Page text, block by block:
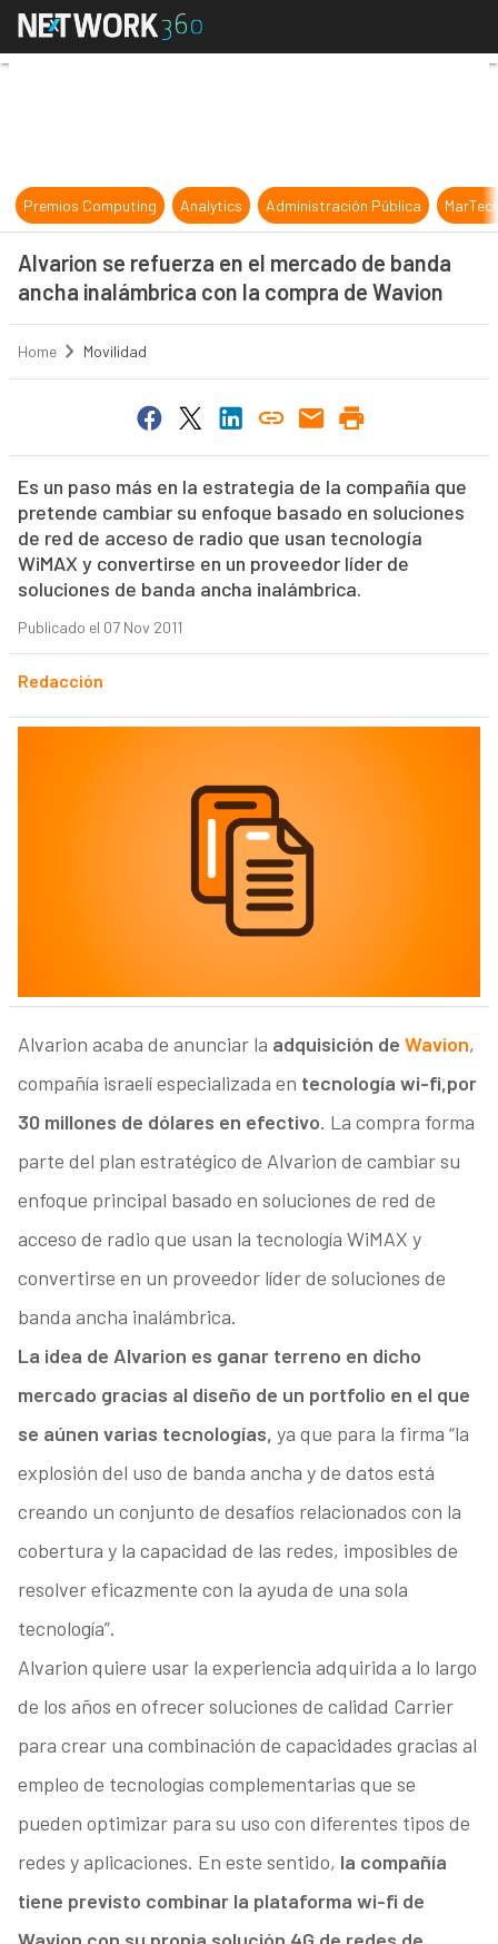
Alvarion se refuerza en el
Premios Computing Analytics Administración Pública
Alvarion se refuerza en el mercado de banda
ancha inalámbrica con la compra de Wavion
Home Movilidad
Es un paso más en la estrategia de la compañía que
pretende cambiar su enfoque basado en soluciones
de red de acceso de radio que usan tecnología
WiMAX y convertirse en un proveedor líder de
soluciones de banda ancha inalámbrica.
Publicado el 07 Nov 2011
Redacción
Alvarion acaba de anunciar la adquisición de Wavion,
compañía israelí especializada en tecnología wi-fi,por
30 millones de dólares en efectivo. La compra forma
parte del plan estratégico de Alvarion de cambiar su
enfoque principal basado en soluciones de red de
acceso de radio que usan la tecnología WiMAX y
convertirse en un proveedor líder de soluciones de
banda ancha inalámbrica.
La idea de Alvarion es ganar terreno en dicho
mercado gracias al diseño de un portfolio en el que
se aúnen varias tecnologías, ya que para la firma “la
explosión del uso de banda ancha y de datos está
creando un conjunto de desafíos relacionados con la
cobertura y la capacidad de las redes, imposibles de
resolver eficazmente con la ayuda de una sola
tecnología”.
Alvarion quiere usar la experiencia adquirida a lo largo
de los años en ofrecer soluciones de calidad Carrier
para crear una combinación de capacidades gracias al
empleo de tecnologías complementarias que se
pueden optimizar para su uso con diferentes tipos de
redes y aplicaciones. En este sentido, la compañía
tiene previsto combinar la plataforma wi-fi de